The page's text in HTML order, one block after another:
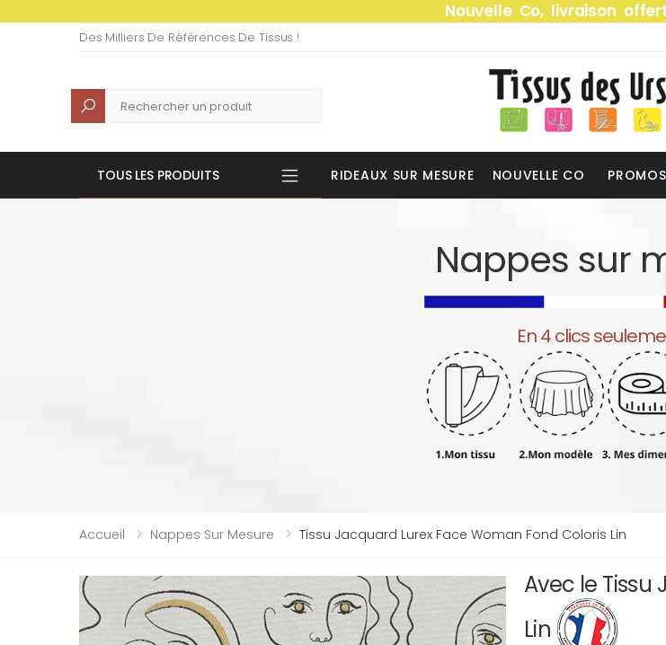
Nouvelle Co, livraison
Des Milliers De Références De Tissus !
Recherche
TOUS LES PRODUITS RIDEAUX SUR MESURE NOUVELLE CO PROMOS
Nappes sur
En 4 clics
Accueil Nappes Sur Mesure Tissu Jacquard Lurex Face Woman Fond Coloris Lin
Avec le Tissu
Lin